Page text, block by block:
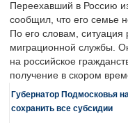
Переехавший в Россию
сообщил, что его семье
По его словам,
миграционной службы.
на российское
получение в скором
Губернатор Подмосковья
сохранить все субсидии